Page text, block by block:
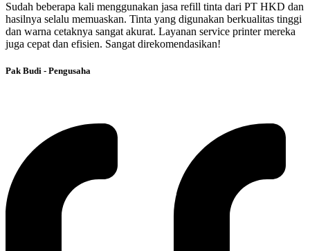
Sudah beberapa kali menggunakan jasa refill tinta dari PT HKD dan
hasilnya selalu memuaskan. Tinta yang digunakan berkualitas tinggi
dan warna cetaknya sangat akurat. Layanan service printer mereka
juga cepat dan efisien. Sangat direkomendasikan!
Pak Budi - Pengusaha